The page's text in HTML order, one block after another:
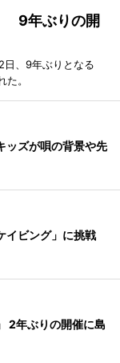
9年ぶりの開
日、9年ぶりとなる
。
ズが唄の背景や先
イビング」に挑戦
2年ぶりの開催に島